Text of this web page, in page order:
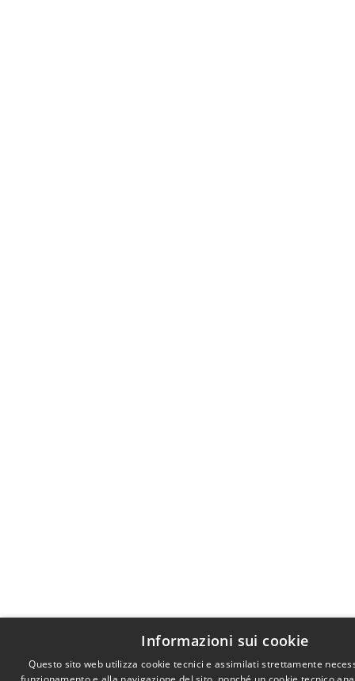
Informazioni sui cookie
Questo sito web utilizza cookie tecnici e assimilati strettamente